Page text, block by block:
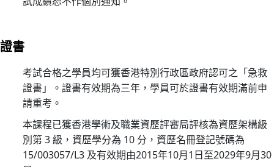
證書
考試合格之學員均可獲香港特別行政區政府認可之「急救
證書」。證書有效期為三年，學員可於證書有效期滿前申
請重考。
本課程已獲香港學術及職業資歷評審局評核為資歷架構級
別第 3 級，資歷學分為 10 分，資歷名冊登記號碼為
15/003057/L3 及有效期由2015年10月1日至2029年9月30
程
招
中
上